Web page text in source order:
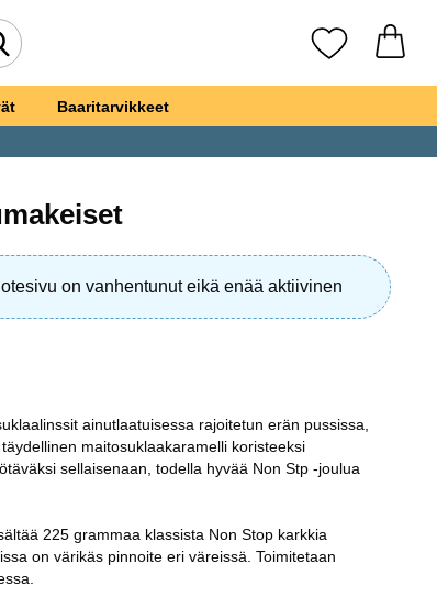
haku Suosikkini
Baaritarvikkeet
on vanhentunut eikä enää aktiivinen
ainutlaatuisessa rajoitetun erän pussissa,
maitosuklaakaramelli koristeeksi
sellaisenaan, todella hyvää Non Stp -joulua
225 grammaa klassista Non Stop karkkia
on värikäs pinnoite eri väreissä. Toimitetaan